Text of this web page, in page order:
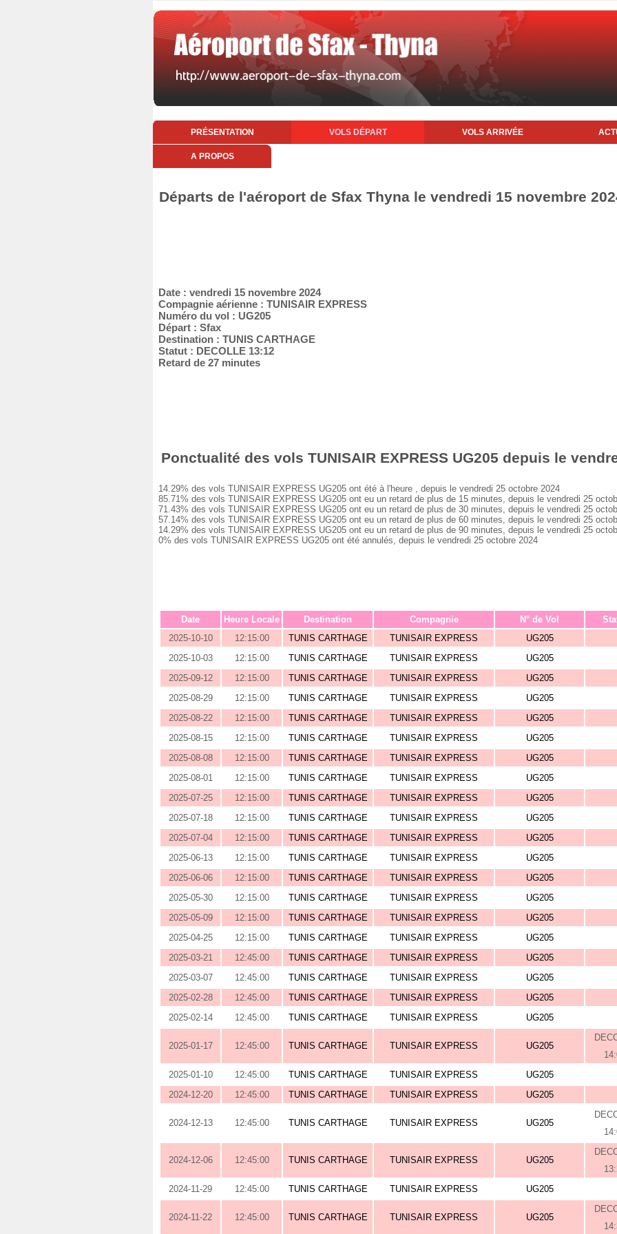
PRÉSENTATION VOLS DÉPART VOLS ARRIVÉE
A PROPOS
Départs de l'aéroport de Sfax Thyna le vendredi 15 novembre
Date : vendredi 15 novembre 2024
Compagnie aérienne : TUNISAIR EXPRESS
Numéro du vol : UG205
Départ : Sfax
Destination : TUNIS CARTHAGE
Statut : DECOLLE 13:12
Retard de 27 minutes
Ponctualité des vols TUNISAIR EXPRESS UG205 depuis le
14.29% des vols TUNISAIR EXPRESS UG205 ont été à l'heure , depuis le vendredi 25 octobre 2024
85.71% des vols TUNISAIR EXPRESS UG205 ont eu un retard de plus de 15 minutes, depuis le vendredi 25
71.43% des vols TUNISAIR EXPRESS UG205 ont eu un retard de plus de 30 minutes, depuis le vendredi 25
57.14% des vols TUNISAIR EXPRESS UG205 ont eu un retard de plus de 60 minutes, depuis le vendredi 25
14.29% des vols TUNISAIR EXPRESS UG205 ont eu un retard de plus de 90 minutes, depuis le vendredi 25
0% des vols TUNISAIR EXPRESS UG205 ont été annulés, depuis le vendredi 25 octobre 2024
Date Heure Locale Destination Compagnie N° de Vol
2025-10-10
12:15:00 TUNIS CARTHAGE TUNISAIR EXPRESS
UG205
2025-10-03
12:15:00 TUNIS CARTHAGE TUNISAIR EXPRESS
UG205
2025-09-12
12:15:00 TUNIS CARTHAGE TUNISAIR EXPRESS
UG205
2025-08-29
12:15:00 TUNIS CARTHAGE TUNISAIR EXPRESS
UG205
2025-08-22
12:15:00 TUNIS CARTHAGE TUNISAIR EXPRESS
UG205
2025-08-15
12:15:00 TUNIS CARTHAGE TUNISAIR EXPRESS
UG205
2025-08-08
12:15:00 TUNIS CARTHAGE TUNISAIR EXPRESS
UG205
2025-08-01
12:15:00 TUNIS CARTHAGE TUNISAIR EXPRESS
UG205
2025-07-25
12:15:00 TUNIS CARTHAGE TUNISAIR EXPRESS
UG205
2025-07-18
12:15:00 TUNIS CARTHAGE TUNISAIR EXPRESS
UG205
2025-07-04
12:15:00 TUNIS CARTHAGE TUNISAIR EXPRESS
UG205
2025-06-13
12:15:00 TUNIS CARTHAGE TUNISAIR EXPRESS
UG205
2025-06-06
12:15:00 TUNIS CARTHAGE TUNISAIR EXPRESS
UG205
2025-05-30
12:15:00 TUNIS CARTHAGE TUNISAIR EXPRESS
UG205
2025-05-09
12:15:00 TUNIS CARTHAGE TUNISAIR EXPRESS
UG205
2025-04-25
12:15:00 TUNIS CARTHAGE TUNISAIR EXPRESS
UG205
2025-03-21
12:45:00 TUNIS CARTHAGE TUNISAIR EXPRESS
UG205
2025-03-07
12:45:00 TUNIS CARTHAGE TUNISAIR EXPRESS
UG205
2025-02-28
12:45:00 TUNIS CARTHAGE TUNISAIR EXPRESS
UG205
2025-02-14
12:45:00 TUNIS CARTHAGE TUNISAIR EXPRESS UG205
2025-01-17 12:45:00 TUNIS CARTHAGE TUNISAIR EXPRESS UG205
2025-01-10
12:45:00 TUNIS CARTHAGE TUNISAIR EXPRESS
UG205
2024-12-20
12:45:00 TUNIS CARTHAGE TUNISAIR EXPRESS UG205
2024-12-13 12:45:00 TUNIS CARTHAGE TUNISAIR EXPRESS UG205
2024-12-06 12:45:00 TUNIS CARTHAGE TUNISAIR EXPRESS UG205
2024-11-29 12:45:00 TUNIS CARTHAGE TUNISAIR EXPRESS UG205
2024-11-22 12:45:00 TUNIS CARTHAGE TUNISAIR EXPRESS UG205